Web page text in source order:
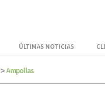
ÚLTIMAS NOTICIAS
>Ampollas